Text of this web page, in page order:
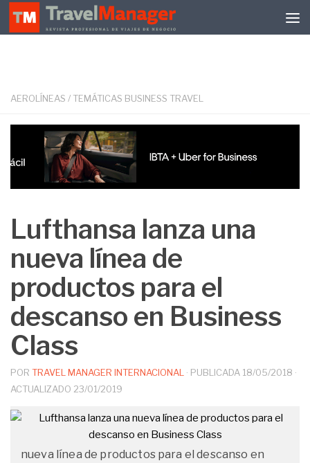
Debajo del contenido
AEROLÍNEAS / TEMÁTICAS BUSINESS TRAVEL
Lufthansa lanza una
nueva línea de
productos para el
descanso en Business
Class
POR TRAVEL MANAGER INTERNACIONAL · PUBLICADA 18/05/2018 ·
ACTUALIZADO 23/01/2019
nueva línea de productos para el descanso en